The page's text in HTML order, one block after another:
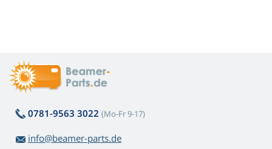
0781-9563 3022 (Mo-Fr 9-17)
info@beamer-parts.de